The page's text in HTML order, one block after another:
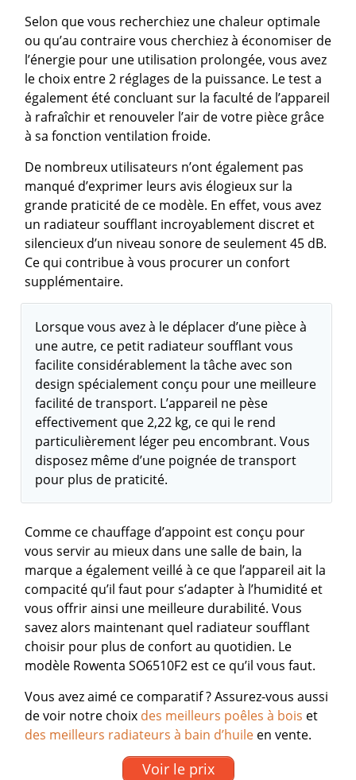
Selon que vous recherchiez une chaleur optimale
ou qu’au contraire vous cherchiez à économiser de
l’énergie pour une utilisation prolongée, vous avez
le choix entre 2 réglages de la puissance. Le test a
également été concluant sur la faculté de l’appareil
à rafraîchir et renouveler l’air de votre pièce grâce
à sa fonction ventilation froide.
De nombreux utilisateurs n’ont également pas
manqué d’exprimer leurs avis élogieux sur la
grande praticité de ce modèle. En effet, vous avez
un radiateur soufflant incroyablement discret et
silencieux d’un niveau sonore de seulement 45 dB.
Ce qui contribue à vous procurer un confort
supplémentaire.
Lorsque vous avez à le déplacer d’une pièce à
une autre, ce petit radiateur soufflant vous
facilite considérablement la tâche avec son
design spécialement conçu pour une meilleure
facilité de transport. L’appareil ne pèse
effectivement que 2,22 kg, ce qui le rend
particulièrement léger peu encombrant. Vous
disposez même d’une poignée de transport
pour plus de praticité.
Comme ce chauffage d’appoint est conçu pour
vous servir au mieux dans une salle de bain, la
marque a également veillé à ce que l’appareil ait la
compacité qu’il faut pour s’adapter à l’humidité et
vous offrir ainsi une meilleure durabilité. Vous
savez alors maintenant quel radiateur soufflant
choisir pour plus de confort au quotidien. Le
modèle Rowenta SO6510F2 est ce qu’il vous faut.
Vous avez aimé ce comparatif ? Assurez-vous aussi
de voir notre choix des meilleurs poêles à bois et
des meilleurs radiateurs à bain d’huile en vente.
Voir le prix